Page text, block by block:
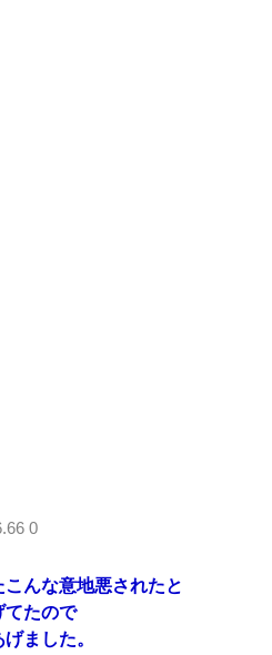
0
んな意地悪されたと
てたので
ました。